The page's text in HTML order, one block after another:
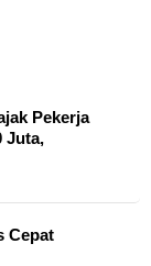
Pekerja
Juta,
Cepat